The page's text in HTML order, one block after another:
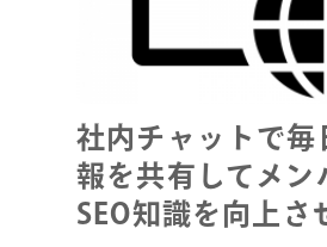
社内チャットで毎
報を共有してメン
SEO知識を向上さ